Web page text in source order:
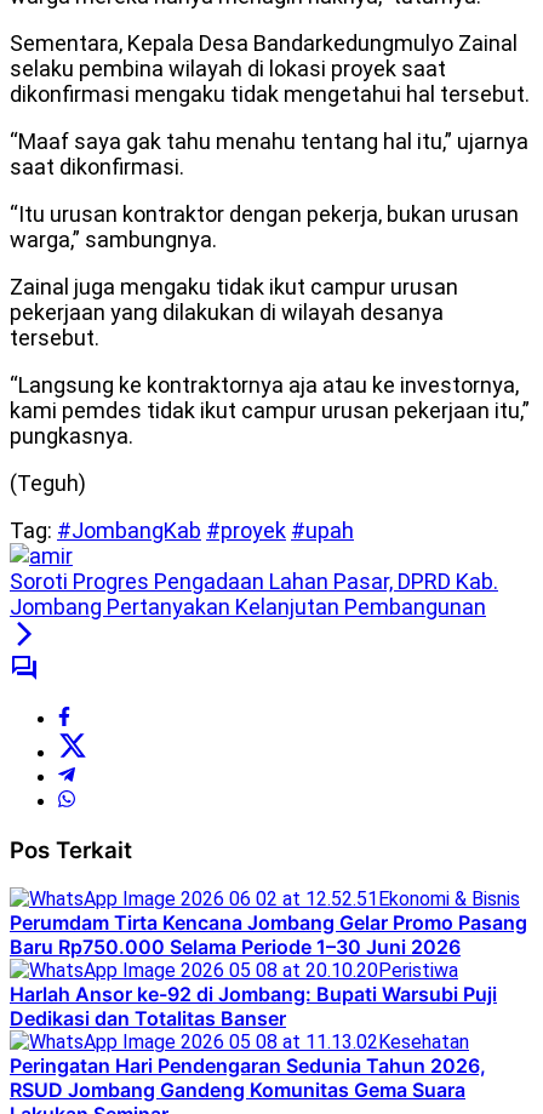
Sementara, Kepala Desa Bandarkedungmulyo Zainal
selaku pembina wilayah di lokasi proyek saat
dikonfirmasi mengaku tidak mengetahui hal tersebut.
“Maaf saya gak tahu menahu tentang hal itu,” ujarnya
saat dikonfirmasi.
“Itu urusan kontraktor dengan pekerja, bukan urusan
warga,” sambungnya.
Zainal juga mengaku tidak ikut campur urusan
pekerjaan yang dilakukan di wilayah desanya
tersebut.
“Langsung ke kontraktornya aja atau ke investornya,
kami pemdes tidak ikut campur urusan pekerjaan itu,”
pungkasnya.
(Teguh)
Tag: #JombangKab #proyek #upah
Soroti Progres Pengadaan Lahan Pasar, DPRD Kab.
Jombang Pertanyakan Kelanjutan Pembangunan
Pos Terkait
Ekonomi & Bisnis
Perumdam Tirta Kencana Jombang Gelar Promo Pasang
Baru Rp750.000 Selama Periode 1–30 Juni 2026
Peristiwa
Harlah Ansor ke-92 di Jombang: Bupati Warsubi Puji
Dedikasi dan Totalitas Banser
Kesehatan
Peringatan Hari Pendengaran Sedunia Tahun 2026,
RSUD Jombang Gandeng Komunitas Gema Suara